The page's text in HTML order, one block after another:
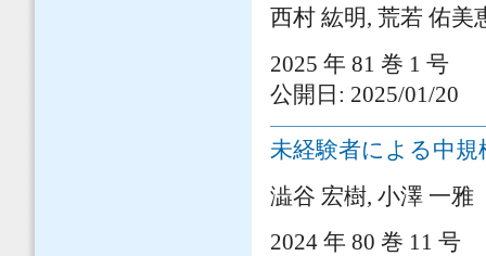
西村 紘明, 荒若 佑美
2025 年 81 巻 1 号
公開日: 2025/01/20
未経験者による中
澁谷 宏樹, 小澤 一雅
2024 年 80 巻 11 号